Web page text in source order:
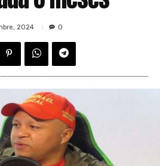
2024 0